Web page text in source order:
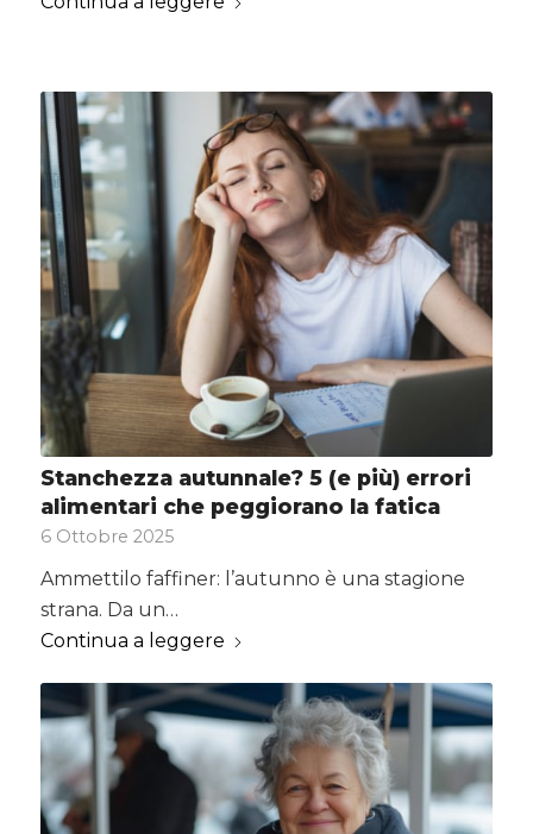
Stanchezza autunnale? 5 (e più) errori
alimentari che peggiorano la fatica
6 Ottobre 2025
Ammettilo faffiner: l’autunno è una stagione
strana. Da un…
Continua a leggere